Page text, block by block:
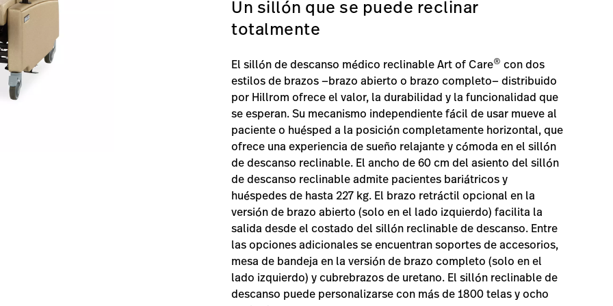
Un sillón que se puede reclinar
totalmente
El sillón de descanso médico reclinable Art of Care® con dos
estilos de brazos —brazo abierto o brazo completo— distribuido
por Hillrom ofrece el valor, la durabilidad y la funcionalidad que
se esperan. Su mecanismo independiente fácil de usar mueve al
paciente o huésped a la posición completamente horizontal, que
ofrece una experiencia de sueño relajante y cómoda en el sillón
de descanso reclinable. El ancho de 60 cm del asiento del sillón
de descanso reclinable admite pacientes bariátricos y
huéspedes de hasta 227 kg. El brazo retráctil opcional en la
versión de brazo abierto (solo en el lado izquierdo) facilita la
salida desde el costado del sillón reclinable de descanso. Entre
las opciones adicionales se encuentran soportes de accesorios,
mesa de bandeja en la versión de brazo completo (solo en el
lado izquierdo) y cubrebrazos de uretano. El sillón reclinable de
descanso puede personalizarse con más de 1800 telas y ocho